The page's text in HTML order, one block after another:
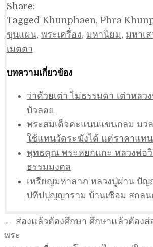
Share:
Tagged Khunphaen, Phra
ขุนแผน, พระเครื่อง, มหานิยม, มหาเ
เมตตา
บทความเกี่ยวข้อง
ว่าด้วยเต่า ไม่ธรรมดา เต่าหลว
บัวลอย
พระสมเด็จคะแนนแขนกลม มว
ใช้แทนวัดระฆังได้ แต่ราคาแท
พุทธคุณ พระหยกแกะ หลวงพ่อวิ
ธรรมมงคล
เหรียญมหาลาภ หลวงปู่ผ่าน ปั
ปทีปปุญญาราม บ้านเซือม สกลน
แนะแนว
เรื่อง
← ส่องแล้วต้องศึกษา ศึกษาแล้วต้องส่
พระ